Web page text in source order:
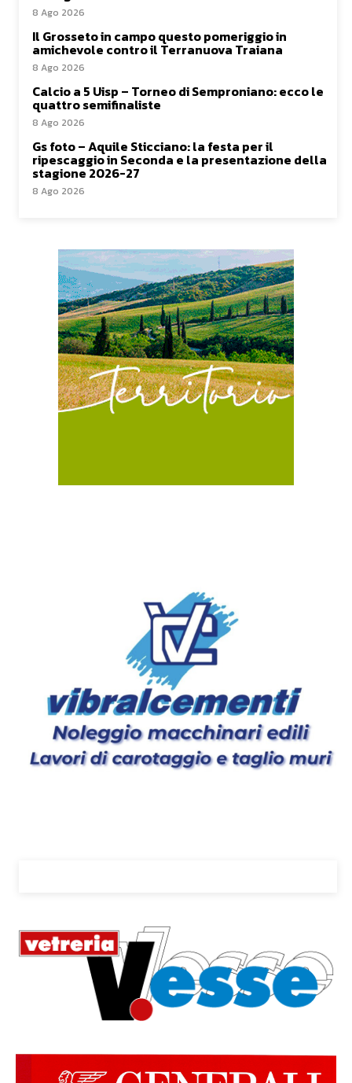
8 Ago 2026
Il Grosseto in campo questo pomeriggio in
amichevole contro il Terranuova Traiana
8 Ago 2026
Calcio a 5 Uisp – Torneo di Semproniano: ecco le
quattro semifinaliste
8 Ago 2026
Gs foto – Aquile Sticciano: la festa per il
ripescaggio in Seconda e la presentazione della
stagione 2026-27
8 Ago 2026